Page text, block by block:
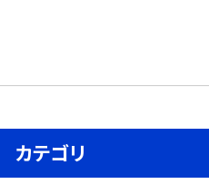
カテゴリ